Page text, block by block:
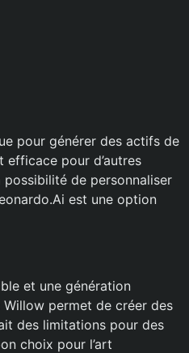
pour générer des actifs de
efficace pour d’autres
de personnaliser
est une option
et une génération
Willow permet de créer des
des limitations pour des
choix pour l’art